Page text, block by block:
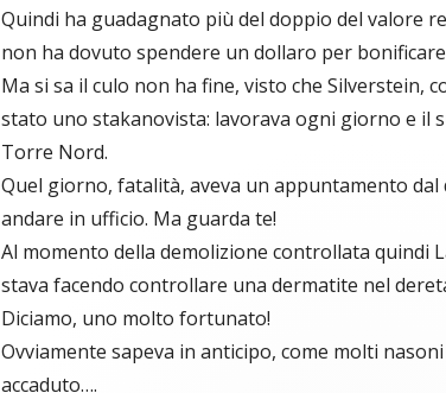
Quindi ha guadagnato più del doppio del valore
non ha dovuto spendere un dollaro per
Ma si sa il culo non ha fine, visto che Silverstein,
stato uno stakanovista: lavorava ogni giorno e il
Torre Nord.
Quel giorno, fatalità, aveva un appuntamento
andare in ufficio. Ma guarda te!
Al momento della demolizione controllata quindi
stava facendo controllare una dermatite nel
Diciamo, uno molto fortunato!
Ovviamente sapeva in anticipo, come molti
accaduto….